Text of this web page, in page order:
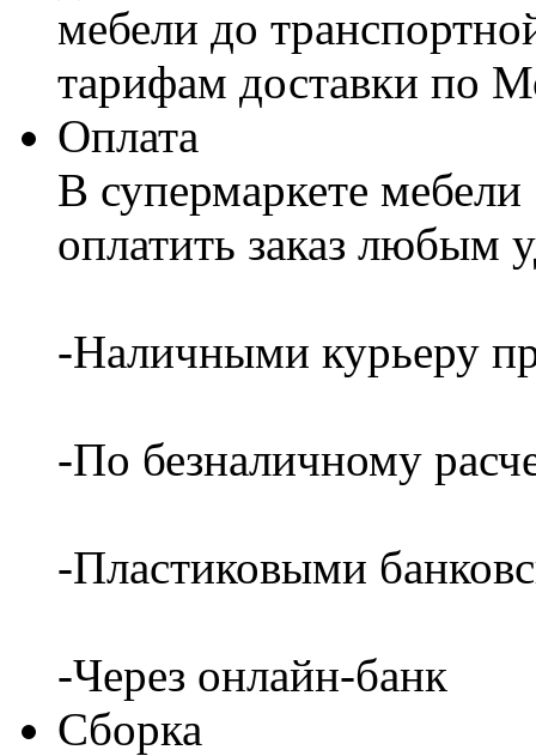
мебели до
тарифам доставки по
Оплата
В супермаркете
оплатить заказ любым
-Наличными курьеру
-По безналичному
-Пластиковыми
-Через онлайн-банк
Сборка